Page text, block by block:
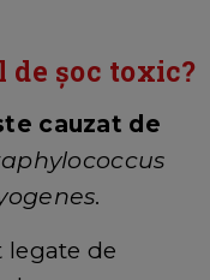
de șoc toxic?
cauzat de
.
de